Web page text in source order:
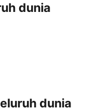
dunia
dunia